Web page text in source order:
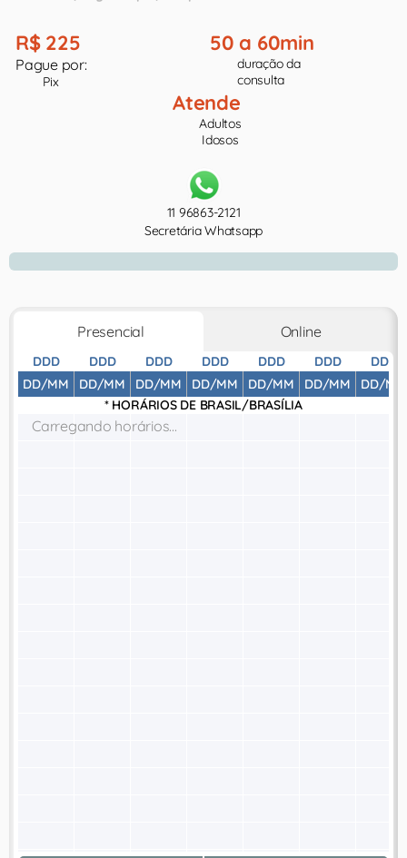
R$ 225
Pague por:
Pix
50 a 60min
duração da
consulta
Atende
Adultos
Idosos
11 96863-2121
Secretária Whatsapp
Presencial Online
DDD
DD/MM
DDD
DD/MM
DDD
DD/MM
DDD
DD/MM
DDD
DD/MM
DDD
DD/MM
DDD
DD/MM
* HORÁRIOS DE BRASIL/BRASÍLIA
Carregando horários...